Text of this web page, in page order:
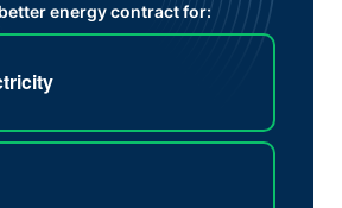
energy contract for: